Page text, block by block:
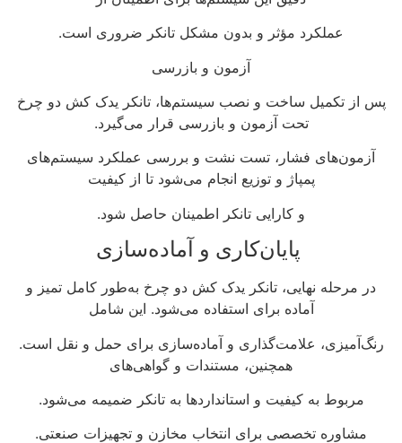
عملکرد مؤثر و بدون مشکل تانکر ضروری است.
آزمون و بازرسی
پس از تکمیل ساخت و نصب سیستم‌ها، تانکر یدک کش دو چرخ
تحت آزمون و بازرسی قرار می‌گیرد.
آزمون‌های فشار، تست نشت و بررسی عملکرد سیستم‌های
پمپاژ و توزیع انجام می‌شود تا از کیفیت
و کارایی تانکر اطمینان حاصل شود.
پایان‌کاری و آماده‌سازی
در مرحله نهایی، تانکر یدک کش دو چرخ به‌طور کامل تمیز و
آماده برای استفاده می‌شود. این شامل
رنگ‌آمیزی، علامت‌گذاری و آماده‌سازی برای حمل و نقل است.
همچنین، مستندات و گواهی‌های
مربوط به کیفیت و استانداردها به تانکر ضمیمه می‌شود.
مشاوره تخصصی برای انتخاب مخازن و تجهیزات صنعتی.